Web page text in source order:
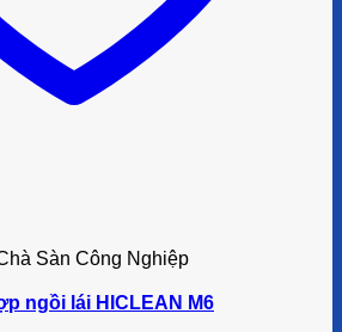
Sàn Công Nghiệp
ngồi lái HICLEAN M6